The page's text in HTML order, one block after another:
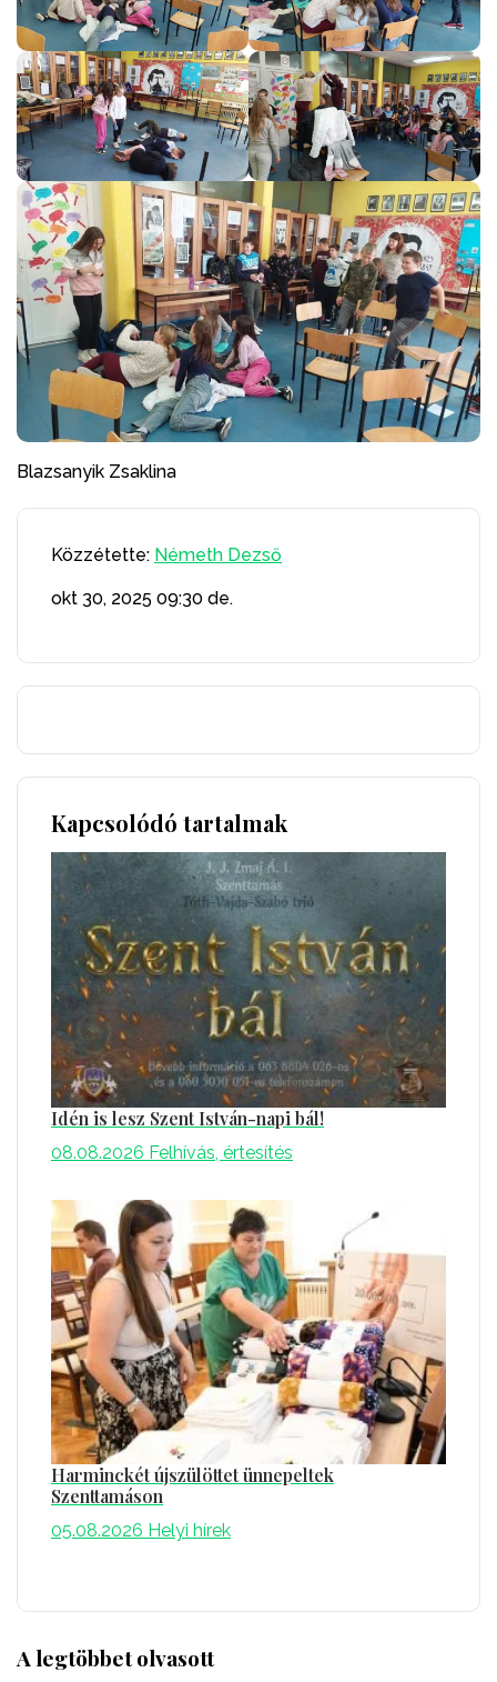
Blazsanyik Zsaklina
Közzétette: Németh Dezső
okt 30, 2025 09:30 de.
Kapcsolódó tartalmak
Idén is lesz Szent István-napi bál!
08.08.2026 Felhívás, értesítés
Harminckét újszülöttet ünnepeltek
Szenttamáson
05.08.2026 Helyi hírek
A legtöbbet olvasott